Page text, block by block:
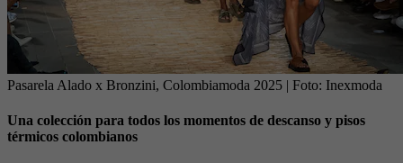
Pasarela Alado x Bronzini, Colombiamoda 2025 | Foto: Inexmoda
Una colección para todos los momentos de descanso y pisos
térmicos colombianos